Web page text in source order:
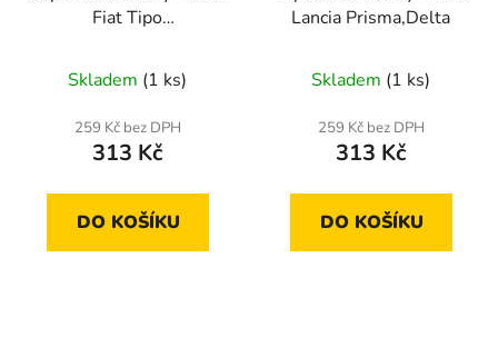
Fiat Tipo
Skladem (1 ks)
259 Kč bez DPH
313 Kč
DO KOŠÍKU
Lancia Prisma,Delta
Skladem (1 ks)
259 Kč bez DPH
313 Kč
DO KOŠÍKU